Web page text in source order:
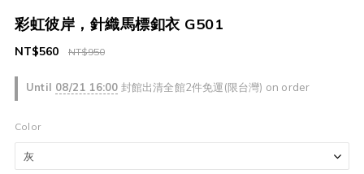
彩虹彼岸，針織馬標釦衣 G501
Until 08/21 16:00 封館出清全館2件免運(限台灣) on order
NT$950
NT$560
Color